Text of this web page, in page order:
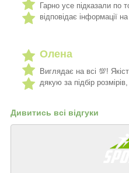
Гарно усе підказали по
відповідає інформації на
Олена
Виглядає на всі 💯!
дякую за підбір
Дивитись всі відгуки